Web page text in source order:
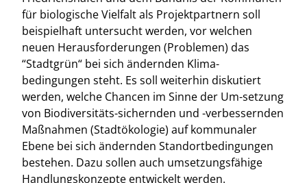
für biologische Vielfalt als Projektpartnern soll
beispielhaft untersucht werden, vor welchen
neuen Herausforderungen (Problemen) das
“Stadtgrün“ bei sich ändernden Klima-
bedingungen steht. Es soll weiterhin diskutiert
werden, welche Chancen im Sinne der Um-setzung
von Biodiversitäts-sichernden und -verbessernden
Maßnahmen (Stadtökologie) auf kommunaler
Ebene bei sich ändernden Standortbedingungen
bestehen. Dazu sollen auch umsetzungsfähige
Handlungskonzepte entwickelt werden.